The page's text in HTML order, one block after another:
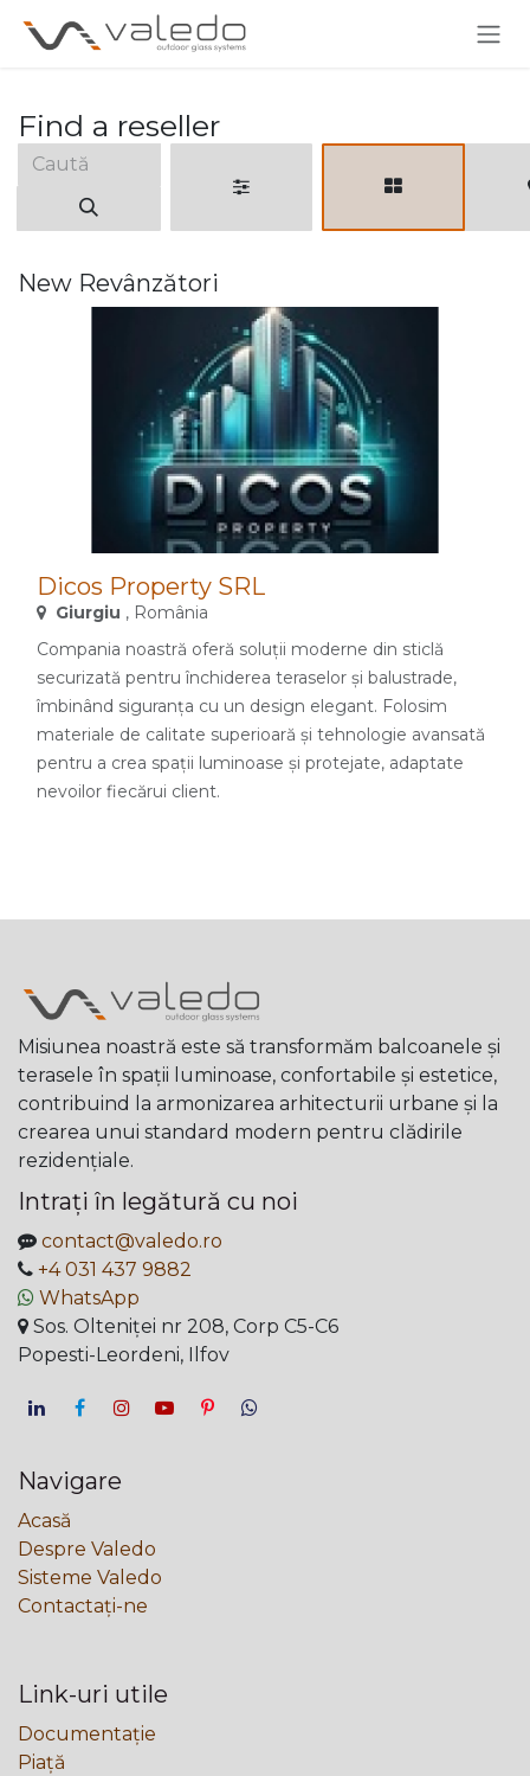
Find a reseller
New Revânzători
Dicos Property SRL
Giurgiu , România
Compania noastră oferă soluții moderne din sticlă
securizată pentru închiderea teraselor și balustrade,
îmbinând siguranța cu un design elegant. Folosim
materiale de calitate superioară și tehnologie avansată
pentru a crea spații luminoase și protejate, adaptate
nevoilor fiecărui client.
Misiunea noastră este să transformăm balcoanele și
terasele în spații luminoase, confortabile și estetice,
contribuind la armonizarea arhitecturii urbane și la
crearea unui standard modern pentru clădirile
rezidențiale.
Intrați în legătură cu noi
contact@valedo.ro
+4 031 437 9882
WhatsApp
Sos. Olteniței nr 208, Corp C5-C6
Popesti-Leordeni, Ilfov
Navigare
Acasă
Despre Valedo
Sisteme Valedo
Contactați-ne
Link-uri utile
Documentație
Piață